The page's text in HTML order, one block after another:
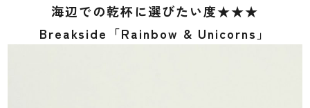
海辺での乾杯に選びたい度★★★
Breakside「Rainbow & Unicorns」